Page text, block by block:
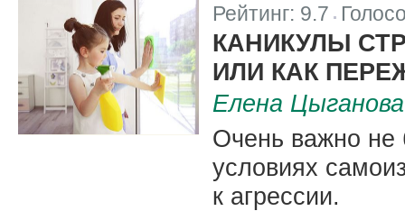
Рейтинг: 9.7 |
КАНИКУЛЫ
ИЛИ КАК
Елена Цыганова
Очень важно не
условиях
к агрессии.